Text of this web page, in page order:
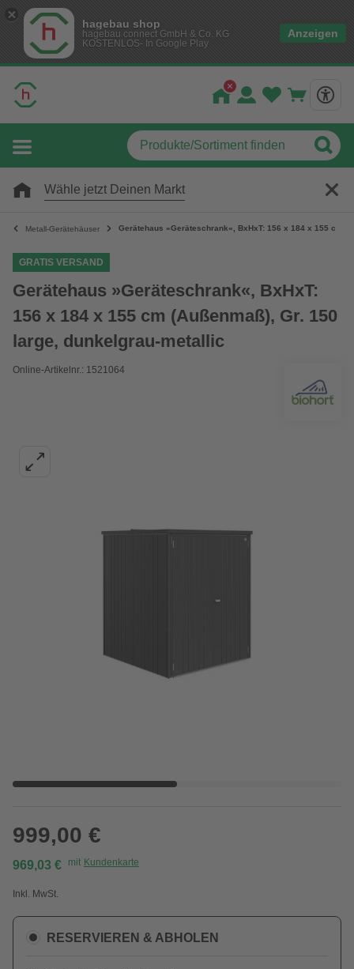
hagebau shop
hagebau connect GmbH & Co. KG
KOSTENLOS- In Google Play
Anzeigen
Wähle jetzt Deinen Markt
Metall-Gerätehäuser Gerätehaus »Geräteschrank«, BxHxT: 156 x 184 x 155 cm
GRATIS VERSAND
Gerätehaus »Geräteschrank«, BxHxT:
156 x 184 x 155 cm (Außenmaß), Gr. 150
large, dunkelgrau-metallic
Online-Artikelnr.: 1521064
999,00 €
969,03 € mit Kundenkarte
Inkl. MwSt.
RESERVIEREN & ABHOLEN